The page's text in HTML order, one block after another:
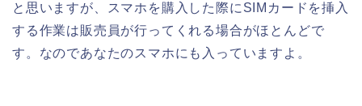
と思いますが、スマホを購入した際にSIMカードを挿入
する作業は販売員が行ってくれる場合がほとんどで
す。なのであなたのスマホにも入っていますよ。